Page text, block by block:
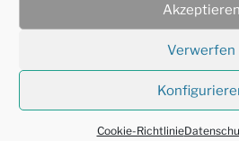
Akzeptieren
Verwerfen
Cookie-Richtlinie
©2016-2025 joepl-design